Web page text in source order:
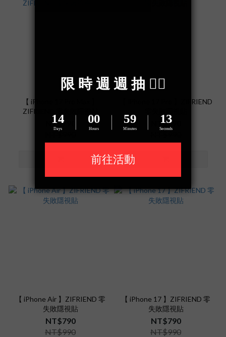
【 iPhone 17 Pro Max 】
ZIFRIEND 零失敗隱視貼
NT$790
NT$990
【 iPhone 17 Pro 】ZIFRIEND
NT$790
【 iPhone Air 】ZIFRIEND 零
失敗隱視貼
NT$790
NT$990
【 iPhone 17 】ZIFRIEND 零
失敗隱視貼
NT$790
NT$990